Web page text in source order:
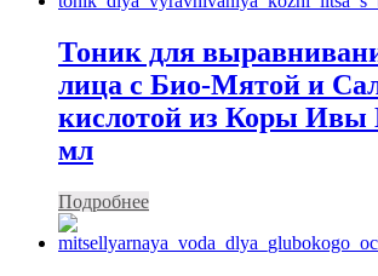
Тоник для
лица с Био-Мятой и
кислотой из Коры Ивы
мл
Подробнее